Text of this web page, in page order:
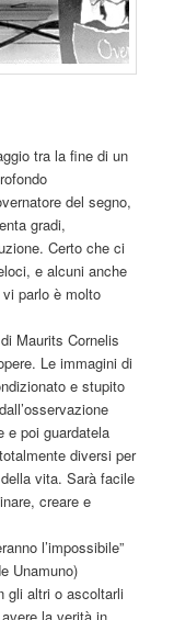
tra la fine di un
del segno,
gradi,
Certo che ci
e alcuni anche
parlo è molto
Maurits Cornelis
Le immagini di
e stupito
e poi guardatela
diversi per
vita. Sarà facile
creare e
l’impossibile”
Unamuno)
gli altri o ascoltarli